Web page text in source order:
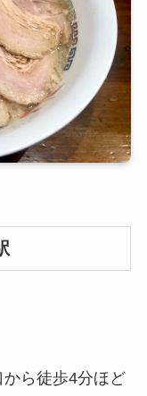
ら徒歩4分ほど